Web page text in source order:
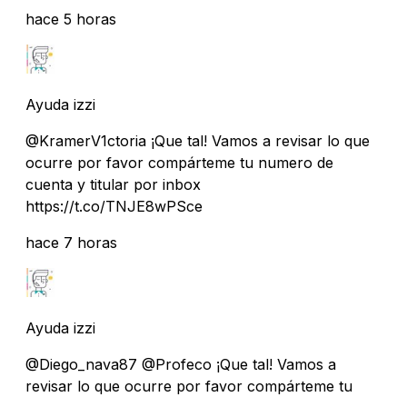
hace 5 horas
Ayuda izzi
@KramerV1ctoria ¡Que tal! Vamos a revisar lo que
ocurre por favor compárteme tu numero de
cuenta y titular por inbox
https://t.co/TNJE8wPSce
hace 7 horas
Ayuda izzi
@Diego_nava87 @Profeco ¡Que tal! Vamos a
revisar lo que ocurre por favor compárteme tu